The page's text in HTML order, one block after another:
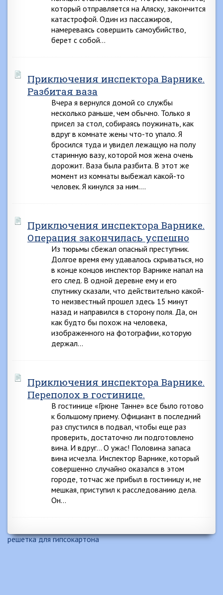
который отправляется на Аляску, закончится
катастрофой. Один из пассажиров,
намереваясь совершить самоубийство,
берет с собой…
Приключения инспектора Варнике.
Разбитая ваза
Вчера я вернулся домой со службы
несколько раньше, чем обычно. Только я
присел за стол, собираясь поужинать, как
вдруг в комнате жены что-то упало. Я
бросился туда и увидел лежащую на полу
старинную вазу, которой моя жена очень
дорожит. Ваза была разбита. В этот же
момент из комнаты выбежал какой-то
человек. Я кинулся за ним….
Приключения инспектора Варнике.
Операция закончилась успешно
Из тюрьмы сбежал опасный преступник.
Долгое время ему удавалось скрываться, но
в конце концов инспектор Варнике напал на
его след. В одной деревне ему и его
спутнику сказали, что действительно какой-
то неизвестный прошел здесь 15 минут
назад и направился в сторону поля. Да, он
как будто бы похож на человека,
изображенного на фотографии, которую
держал…
Приключения инспектора Варнике.
Переполох в гостинице.
В гостинице «Грюне Танне» все было готово
к большому приему. Официант в последний
раз спустился в подвал, чтобы еще раз
проверить, достаточно ли подготовлено
вина. И вдруг… О ужас! Половина запаса
вина исчезла. Инспектор Варнике, который
совершенно случайно оказался в этом
городе, тотчас же прибыл в гостиницу и, не
мешкая, приступил к расследованию дела.
Он…
решетка для гипсокартона